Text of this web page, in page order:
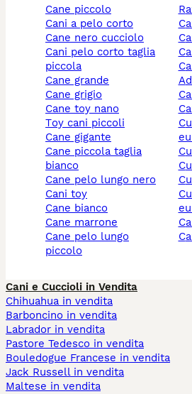
cane piccolo
cani a pelo corto
cane nero cucciolo
cani pelo corto taglia
piccola
cane grande
cane grigio
cane toy nano
toy cani piccoli
cane gigante
cane piccola taglia
bianco
cane pelo lungo nero
cani toy
cane bianco
cane marrone
cane pelo lungo
piccolo
cuccioli di cane 100
cuccioli di cane 150
Cani e Cuccioli in Vendita
Chihuahua in vendita
Barboncino in vendita
Labrador in vendita
Pastore Tedesco in vendita
Bouledogue Francese in vendita
Jack Russell in vendita
Maltese in vendita